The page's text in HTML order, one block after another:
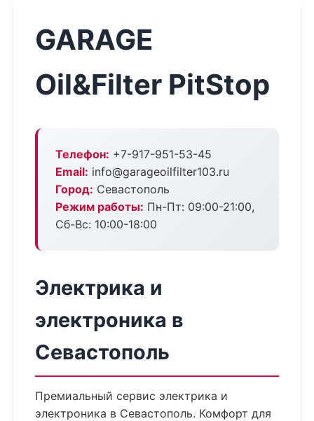
GARAGE
Oil&Filter PitStop
Телефон: +7-917-951-53-45
Email: info@garageoilfilter103.ru
Город: Севастополь
Режим работы: Пн-Пт: 09:00-21:00,
Сб-Вс: 10:00-18:00
Электрика и
электроника в
Севастополь
Премиальный сервис электрика и
электроника в Севастополь. Комфорт для